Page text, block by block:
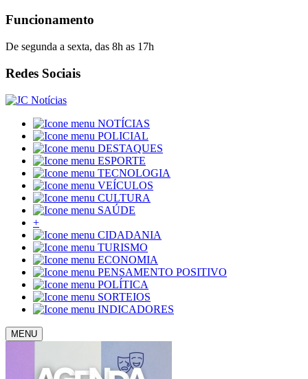
Funcionamento
De segunda a sexta, das 8h as 17h
Redes Sociais
NOTÍCIAS
POLICIAL
DESTAQUES
ESPORTE
TECNOLOGIA
VEÍCULOS
CULTURA
SAÚDE
+
CIDADANIA
TURISMO
ECONOMIA
PENSAMENTO POSITIVO
POLÍTICA
SORTEIOS
INDICADORES
MENU